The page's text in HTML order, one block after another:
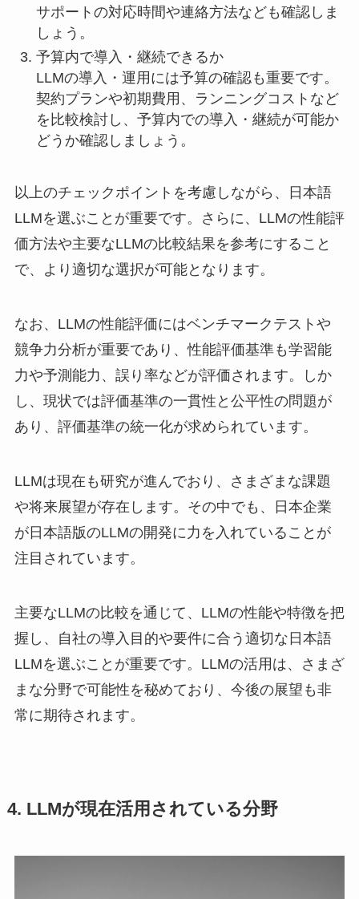
サポートの対応時間や連絡方法なども確認しま
しょう。
予算内で導入・継続できるか
LLMの導入・運用には予算の確認も重要です。
契約プランや初期費用、ランニングコストなど
を比較検討し、予算内での導入・継続が可能か
どうか確認しましょう。
以上のチェックポイントを考慮しながら、日本語
LLMを選ぶことが重要です。さらに、LLMの性能評
価方法や主要なLLMの比較結果を参考にすること
で、より適切な選択が可能となります。
なお、LLMの性能評価にはベンチマークテストや
競争力分析が重要であり、性能評価基準も学習能
力や予測能力、誤り率などが評価されます。しか
し、現状では評価基準の一貫性と公平性の問題が
あり、評価基準の統一化が求められています。
LLMは現在も研究が進んでおり、さまざまな課題
や将来展望が存在します。その中でも、日本企業
が日本語版のLLMの開発に力を入れていることが
注目されています。
主要なLLMの比較を通じて、LLMの性能や特徴を把
握し、自社の導入目的や要件に合う適切な日本語
LLMを選ぶことが重要です。LLMの活用は、さまざ
まな分野で可能性を秘めており、今後の展望も非
常に期待されます。
4. LLMが現在活用されている分野